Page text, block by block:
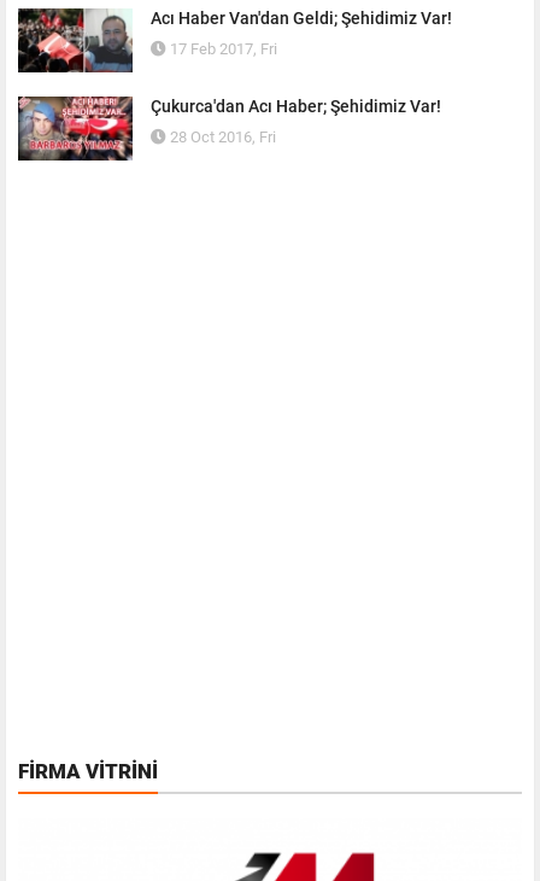
Acı Haber Van'dan Geldi; Şehidimiz Var!
17 Feb 2017, Fri
Çukurca'dan Acı Haber; Şehidimiz Var!
28 Oct 2016, Fri
FIRMA VITRINI